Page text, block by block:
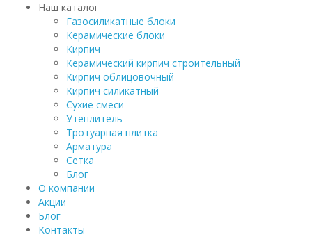
Наш каталог
Газосиликатные блоки
Керамические блоки
Кирпич
Керамический кирпич строительный
Кирпич облицовочный
Кирпич силикатный
Сухие смеси
Утеплитель
Тротуарная плитка
Арматура
Сетка
Блог
О компании
Акции
Блог
Контакты